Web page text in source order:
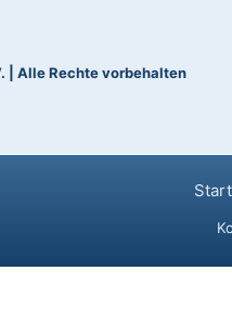
| Alle Rechte vorbehalten